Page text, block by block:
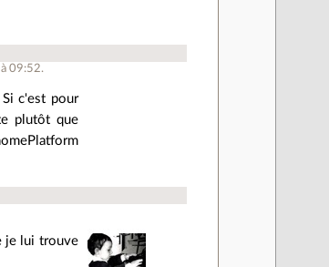
09:52.
c'est pour
plutôt que
je lui trouve